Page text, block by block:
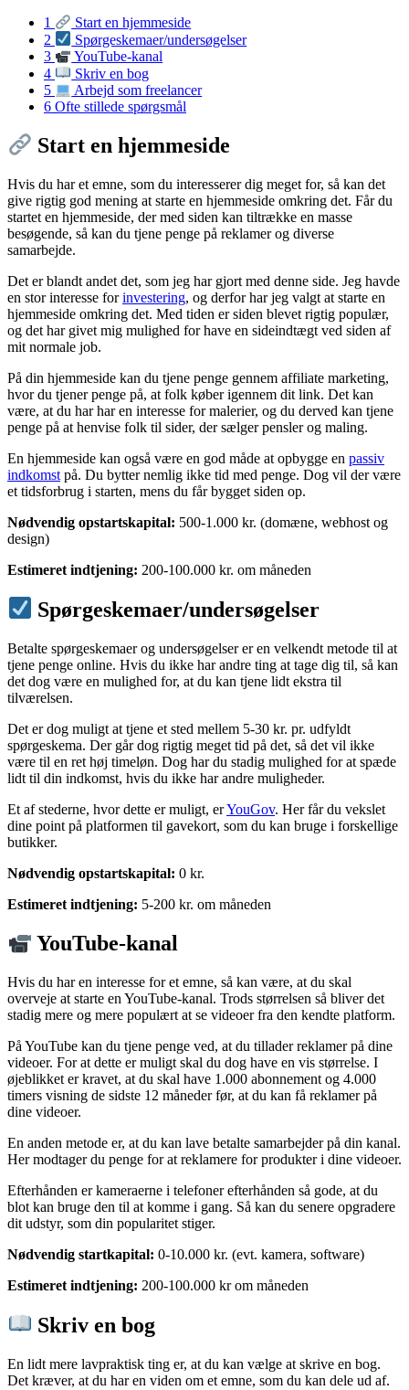
1
Start en hjemmeside
2
Spørgeskemaer/undersøgelser
3
YouTube-kanal
4
Skriv en bog
5
Arbejd som freelancer
6 Ofte stillede spørgsmål
Start en hjemmeside
Hvis du har et emne, som du interesserer dig meget for, så kan det
give rigtig god mening at starte en hjemmeside omkring det. Får du
startet en hjemmeside, der med siden kan tiltrække en masse
besøgende, så kan du tjene penge på reklamer og diverse
samarbejde.
Det er blandt andet det, som jeg har gjort med denne side. Jeg havde
en stor interesse forinvestering, og derfor har jeg valgt at starte en
hjemmeside omkring det. Med tiden er siden blevet rigtig populær,
og det har givet mig mulighed for have en sideindtægt ved siden af
mit normale job.
På din hjemmeside kan du tjene penge gennem affiliate marketing,
hvor du tjener penge på, at folk køber igennem dit link. Det kan
være, at du har har en interesse for malerier, og du derved kan tjene
penge på at henvise folk til sider, der sælger pensler og maling.
En hjemmeside kan også være en god måde at opbygge en passiv
indkomst på. Du bytter nemlig ikke tid med penge. Dog vil der være
et tidsforbrug i starten, mens du får bygget siden op.
Nødvendig opstartskapital: 500-1.000 kr. (domæne, webhost og
design)
Estimeret indtjening: 200-100.000 kr. om måneden
Spørgeskemaer/undersøgelser
Betalte spørgeskemaer og undersøgelser er en velkendt metode til at
tjene penge online. Hvis du ikke har andre ting at tage dig til, så kan
det dog være en mulighed for, at du kan tjene lidt ekstra til
tilværelsen.
Det er dog muligt at tjene et sted mellem 5-30 kr. pr. udfyldt
spørgeskema. Der går dog rigtig meget tid på det, så det vil ikke
være til en ret høj timeløn. Dog har du stadig mulighed for at spæde
lidt til din indkomst, hvis du ikke har andre muligheder.
Et af stederne, hvor dette er muligt, erYouGov. Her får du vekslet
dine point på platformen til gavekort, som du kan bruge i forskellige
butikker.
Nødvendig opstartskapital: 0 kr.
Estimeret indtjening: 5-200 kr. om måneden
YouTube-kanal
Hvis du har en interesse for et emne, så kan være, at du skal
overveje at starte en YouTube-kanal. Trods størrelsen så bliver det
stadig mere og mere populært at se videoer fra den kendte platform.
På YouTube kan du tjene penge ved, at du tillader reklamer på dine
videoer. For at dette er muligt skal du dog have en vis størrelse. I
øjeblikket er kravet, at du skal have 1.000 abonnement og 4.000
timers visning de sidste 12 måneder før, at du kan få reklamer på
dine videoer.
En anden metode er, at du kan lave betalte samarbejder på din kanal.
Her modtager du penge for at reklamere for produkter i dine videoer.
Efterhånden er kameraerne i telefoner efterhånden så gode, at du
blot kan bruge den til at komme i gang. Så kan du senere opgradere
dit udstyr, som din popularitet stiger.
Nødvendig startkapital: 0-10.000 kr. (evt. kamera, software)
Estimeret indtjening: 200-100.000 kr om måneden
Skriv en bog
En lidt mere lavpraktisk ting er, at du kan vælge at skrive en bog.
Det kræver, at du har en viden om et emne, som du kan dele ud af.